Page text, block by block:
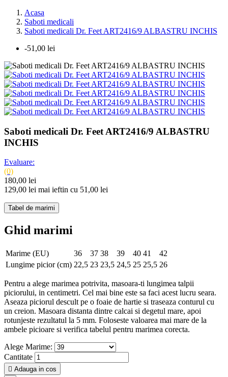
Acasa
Saboti medicali
Saboti medicali Dr. Feet ART2416/9 ALBASTRU INCHIS
-51,00 lei
Saboti medicali Dr. Feet ART2416/9 ALBASTRU
INCHIS
Evaluare:
(0)
180,00 lei
129,00 lei mai ieftin cu 51,00 lei
Tabel de marimi
Ghid marimi
Marime (EU) 36 37 38 39 40 41
42
Lungime picior (cm) 22,5 23 23,5 24,5 25 25,5 26
Pentru a alege marimea potrivita, masoara-ti lungimea talpii
piciorului, in centimetri. Cel mai bine este sa faci acest lucru seara.
Aseaza piciorul descult pe o foaie de hartie si traseaza conturul cu
un creion. Masoara distanta dintre calcai si degetul mare, apoi
rotunjeste rezultatul la 5 mm. Foloseste valoarea mai mare de la
ambele picioare si verifica tabelul pentru marimea corecta.
Alege Marime:
Cantitate
 Adauga in cos